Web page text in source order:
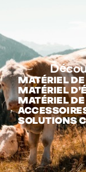
MATÉRIEL
MATÉRIEL
MATÉRIEL
SOLUTIONS